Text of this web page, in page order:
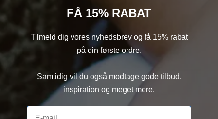
FÅ 15% RABAT
Tilmeld dig vores nyhedsbrev og få 15% rabat
på din første ordre.
Samtidig vil du også modtage gode tilbud,
inspiration og meget mere.